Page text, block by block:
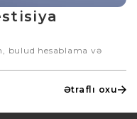
bulud hesablama və
Ətraflı oxu